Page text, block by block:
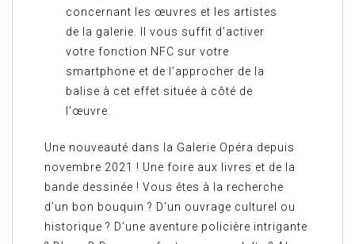
concernant les œuvres et les artistes
de la galerie. Il vous suffit d’activer
votre fonction NFC sur votre
smartphone et de l’approcher de la
balise à cet effet située à côté de
l’œuvre.
Une nouveauté dans la Galerie Opéra depuis
novembre 2021 ! Une foire aux livres et de la
bande dessinée ! Vous êtes à la recherche
d’un bon bouquin ? D’un ouvrage culturel ou
historique ? D’une aventure policière intrigante